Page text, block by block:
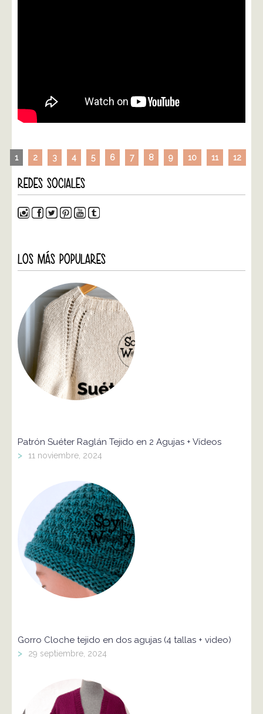
1 2 3 4 5 6 7 8 9 10 11 12
REDES SOCIALES
LOS MÁS POPULARES
Patrón Suéter Raglán Tejido en 2 Agujas + Vídeos
> 11 noviembre, 2024
Gorro Cloche tejido en dos agujas (4 tallas + video)
> 29 septiembre, 2024